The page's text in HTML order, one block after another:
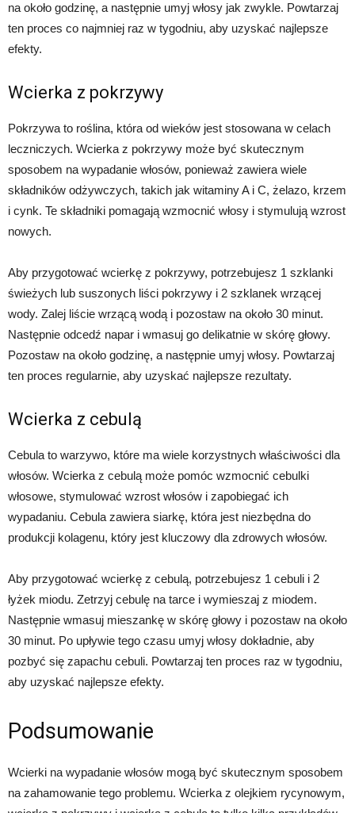
na około godzinę, a następnie umyj włosy jak zwykle. Powtarzaj
ten proces co najmniej raz w tygodniu, aby uzyskać najlepsze
efekty.
Wcierka z pokrzywy
Pokrzywa to roślina, która od wieków jest stosowana w celach
leczniczych. Wcierka z pokrzywy może być skutecznym
sposobem na wypadanie włosów, ponieważ zawiera wiele
składników odżywczych, takich jak witaminy A i C, żelazo, krzem
i cynk. Te składniki pomagają wzmocnić włosy i stymulują wzrost
nowych.
Aby przygotować wcierkę z pokrzywy, potrzebujesz 1 szklanki
świeżych lub suszonych liści pokrzywy i 2 szklanek wrzącej
wody. Zalej liście wrzącą wodą i pozostaw na około 30 minut.
Następnie odcedź napar i wmasuj go delikatnie w skórę głowy.
Pozostaw na około godzinę, a następnie umyj włosy. Powtarzaj
ten proces regularnie, aby uzyskać najlepsze rezultaty.
Wcierka z cebulą
Cebula to warzywo, które ma wiele korzystnych właściwości dla
włosów. Wcierka z cebulą może pomóc wzmocnić cebulki
włosowe, stymulować wzrost włosów i zapobiegać ich
wypadaniu. Cebula zawiera siarkę, która jest niezbędna do
produkcji kolagenu, który jest kluczowy dla zdrowych włosów.
Aby przygotować wcierkę z cebulą, potrzebujesz 1 cebuli i 2
łyżek miodu. Zetrzyj cebulę na tarce i wymieszaj z miodem.
Następnie wmasuj mieszankę w skórę głowy i pozostaw na około
30 minut. Po upływie tego czasu umyj włosy dokładnie, aby
pozbyć się zapachu cebuli. Powtarzaj ten proces raz w tygodniu,
aby uzyskać najlepsze efekty.
Podsumowanie
Wcierki na wypadanie włosów mogą być skutecznym sposobem
na zahamowanie tego problemu. Wcierka z olejkiem rycynowym,